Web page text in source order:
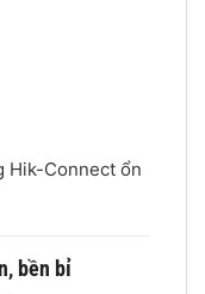
Hik-Connect ổn
bền bỉ